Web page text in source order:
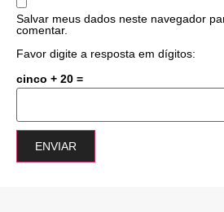
Salvar meus dados neste navegador
comentar.
Favor digite a resposta em dígitos:
cinco + 20 =